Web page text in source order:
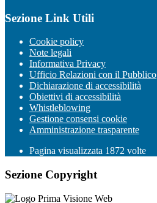
Sezione Link Utili
Cookie policy
Note legali
Informativa Privacy
Ufficio Relazioni con il Pubblico
Dichiarazione di accessibilità
Obiettivi di accessibilità
Whistleblowing
Gestione consensi cookie
Amministrazione trasparente
Pagina visualizzata 1872 volte
Sezione Copyright